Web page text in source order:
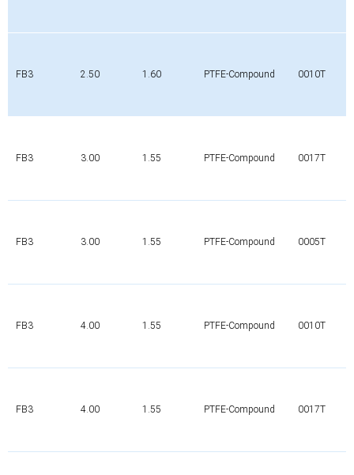
FB3 2.50 1.60 PTFE-Compound 0010T
FB3 3.00 1.55 PTFE-Compound 0017T
FB3 3.00 1.55 PTFE-Compound 0005T
FB3 4.00 1.55 PTFE-Compound 0010T
FB3 4.00 1.55 PTFE-Compound 0017T